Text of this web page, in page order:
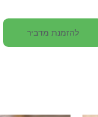
להזמנת מדביר